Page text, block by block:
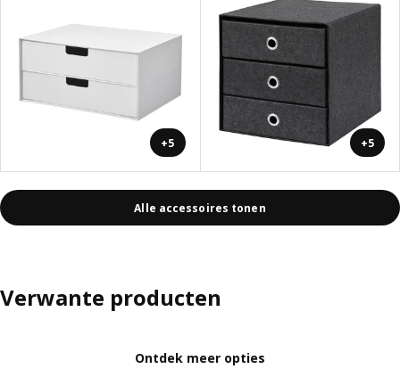
+5 +5
Alle accessoires tonen
Verwante producten
Ontdek meer opties